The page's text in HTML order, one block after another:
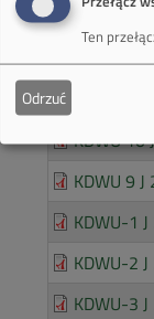
KDWU
KDWU 13
KDWU
KDWU 10
KDWU 9
KDWU-1
KDWU-2
KDWU-3
Ten
Odrzuć